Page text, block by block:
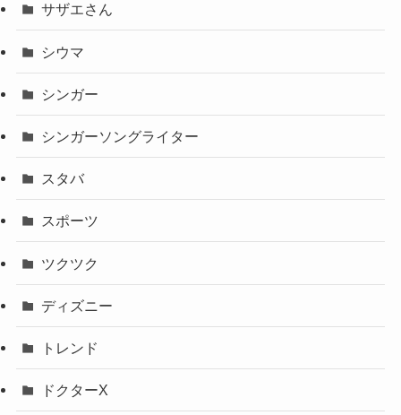
サザエさん
シウマ
シンガー
シンガーソングライター
スタバ
スポーツ
ツクツク
ディズニー
トレンド
ドクターX